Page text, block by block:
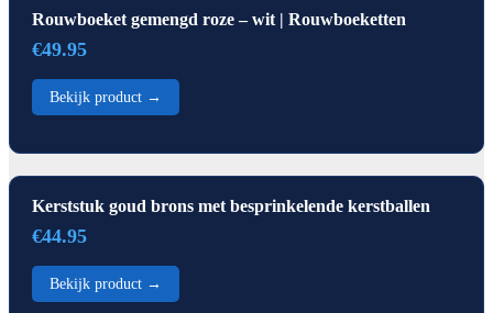
Rouwboeket gemengd roze – wit | Rouwboeketten
€49.95
Bekijk product →
Kerststuk goud brons met besprinkelende kerstballen
€44.95
Bekijk product →